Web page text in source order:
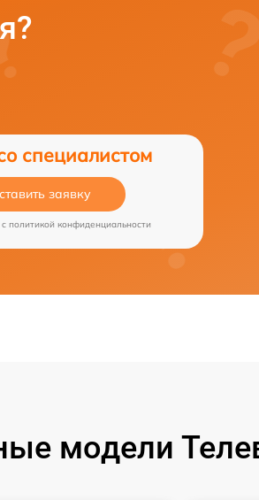
специалистом
заявку
c политикой конфиденциальности
модели